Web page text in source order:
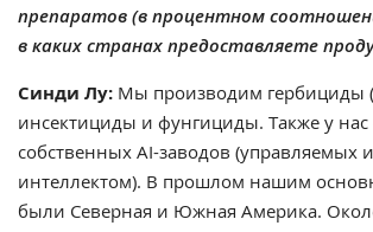
препаратов (в процентном
в каких странах предоставляете
Синди Лу: Мы производим гербициды
инсектициды и фунгициды. Также у нас
собственных AI-заводов (управляемых
интеллектом). В прошлом нашим
были Северная и Южная Америка.